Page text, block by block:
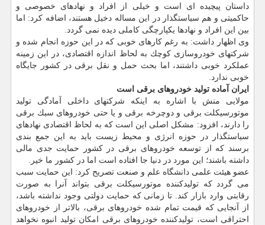
داستان پیچیده ای است و خیلی از افراد و نهادهای خصوصی و
حاكمیتی و هم سیاستگذار در این مساله دخیل هستند، اضافه كرد: اما
بین این افراد و نهادها یكپارچگی كاملی دیده نمی گردد.
وی اظهار داشت: به رغم كارهای خوبی كه در این حوزه انجام شده و
شركتهای خودروسازی كوچك به لحاظ اندازه اقتصادی، در این زمینه
عملكرد خوبی داشتند، اما بحث حمل و نقل برقی در كشور جایگاه
خوبی ندارد.
ایران آماده تولید خودروهای برقی است
مولایی منش با اشاره به اینكه شركتهای داخلی آمادگی تولید
موتورسیكلت برقی و دوچرخه برقی و یا حتی خودروهای سبك برقی
را دارند، افزود: مشكل اصلی این است كه به لحاظ اقتصادی نهادهای
سیاستگذار در حوزه انرژی و محیط زیست باید به این جمع بندی
برسند كه از توسعه خودروهای برقی در كشور حمایت جدی مالی
داشته باشند؛ این مورد در دنیا جا افتاده است اما در كشور ما خیر.
عضو هیئت علمی دانشگاه علم و صنعت تصریح كرد: این حمایت سبب
می گردد كه تولیدكننده موتورسیكلت برقی بتواند آنرا به صورت
رقابتی وارد بازار كند. تا زمانی كه حمایت دولتی وجود نداشته باشد،
از آنجایی كه قیمت تمام شده خودروهای برقی، بالاتر از خودروهای
احتراقی است، تولیدكننده خودروهای برقی امكان تولید انبوه نخواهد